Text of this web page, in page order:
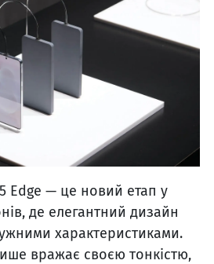
Edge — це новий етап у
де елегантний дизайн
характеристиками.
вражає своєю тонкістю,